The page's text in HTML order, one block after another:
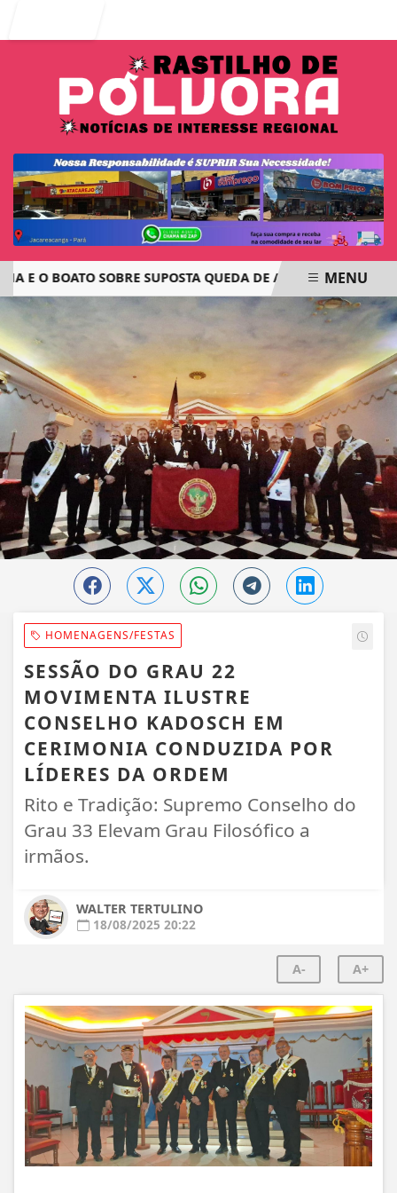
O BOATO SOBRE SUPOSTA QUEDA DE AVIÃO COM JOVENS
MENU
HOMENAGENS/FESTAS
SESSÃO DO GRAU 22
MOVIMENTA ILUSTRE
CONSELHO KADOSCH EM
CERIMONIA CONDUZIDA POR
LÍDERES DA ORDEM
Rito e Tradição: Supremo Conselho do
Grau 33 Elevam Grau Filosófico a
irmãos.
WALTER TERTULINO
18/08/2025 20:22
A- A+